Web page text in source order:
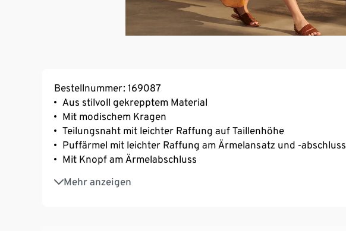
Bestellnummer: 169087
Aus stilvoll gekrepptem Material
Mit modischem Kragen
Teilungsnaht mit leichter Raffung auf Taillenhöhe
Puffärmel mit leichter Raffung am Ärmelansatz und -abschluss
Mit Knopf am Ärmelabschluss
Mehr anzeigen
Teilungsnaht vom Ausschnitt zur Taille
Midi-Länge